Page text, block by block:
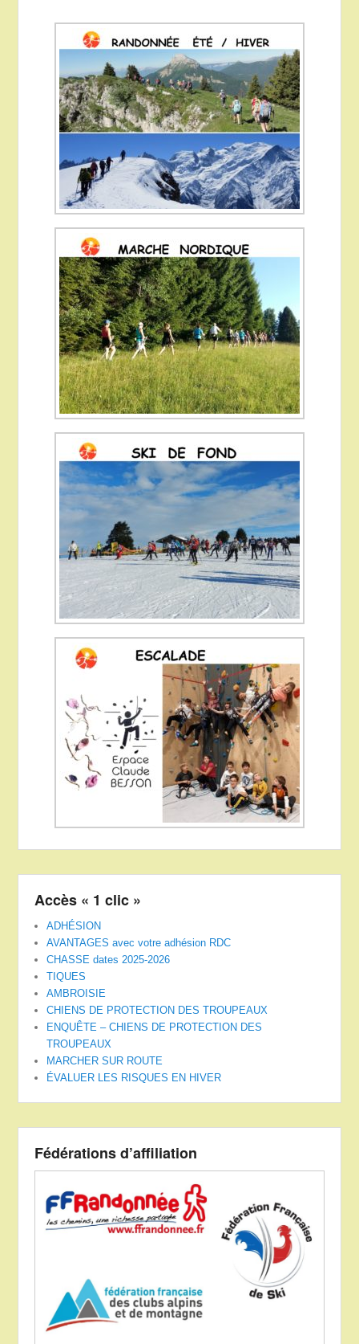
Accès « 1 clic »
ADHÉSION
AVANTAGES avec votre adhésion RDC
CHASSE dates 2025-2026
TIQUES
AMBROISIE
CHIENS DE PROTECTION DES TROUPEAUX
ENQUÊTE – CHIENS DE PROTECTION DES
TROUPEAUX
MARCHER SUR ROUTE
ÉVALUER LES RISQUES EN HIVER
Fédérations d’affiliation